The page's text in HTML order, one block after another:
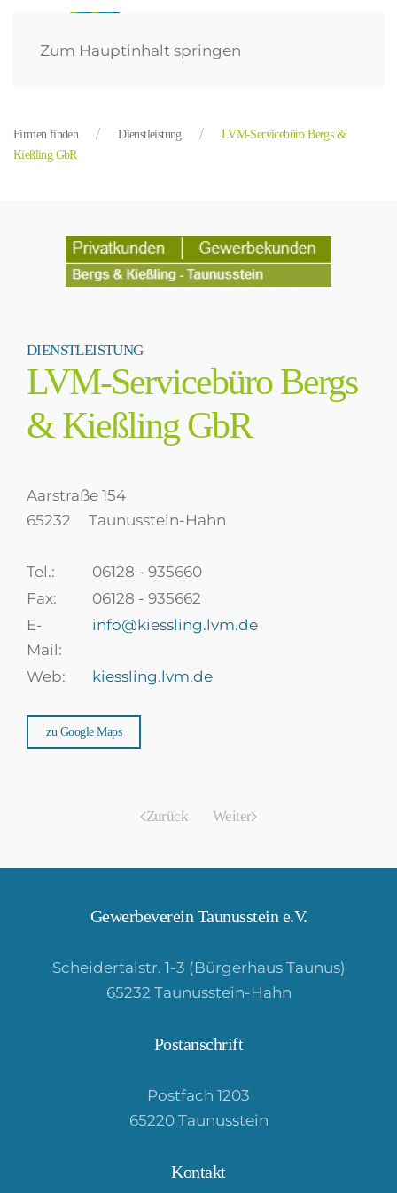
Zum Hauptinhalt springen
Firmen finden Dienstleistung
LVM-Servicebüro Bergs &
Kießling GbR
DIENSTLEISTUNG
LVM-Servicebüro Bergs
& Kießling GbR
Aarstraße 154
65232
Taunusstein-Hahn
Tel.:
06128 - 935660
Fax:
06128 - 935662
E-
Mail:
info@kiessling.lvm.de
Web: kiessling.lvm.de
zu Google Maps
Zurück Weiter
Gewerbeverein Taunusstein e.V.
Scheidertalstr. 1-3 (Bürgerhaus Taunus)
65232 Taunusstein-Hahn
Postanschrift
Postfach 1203
65220 Taunusstein
Kontakt